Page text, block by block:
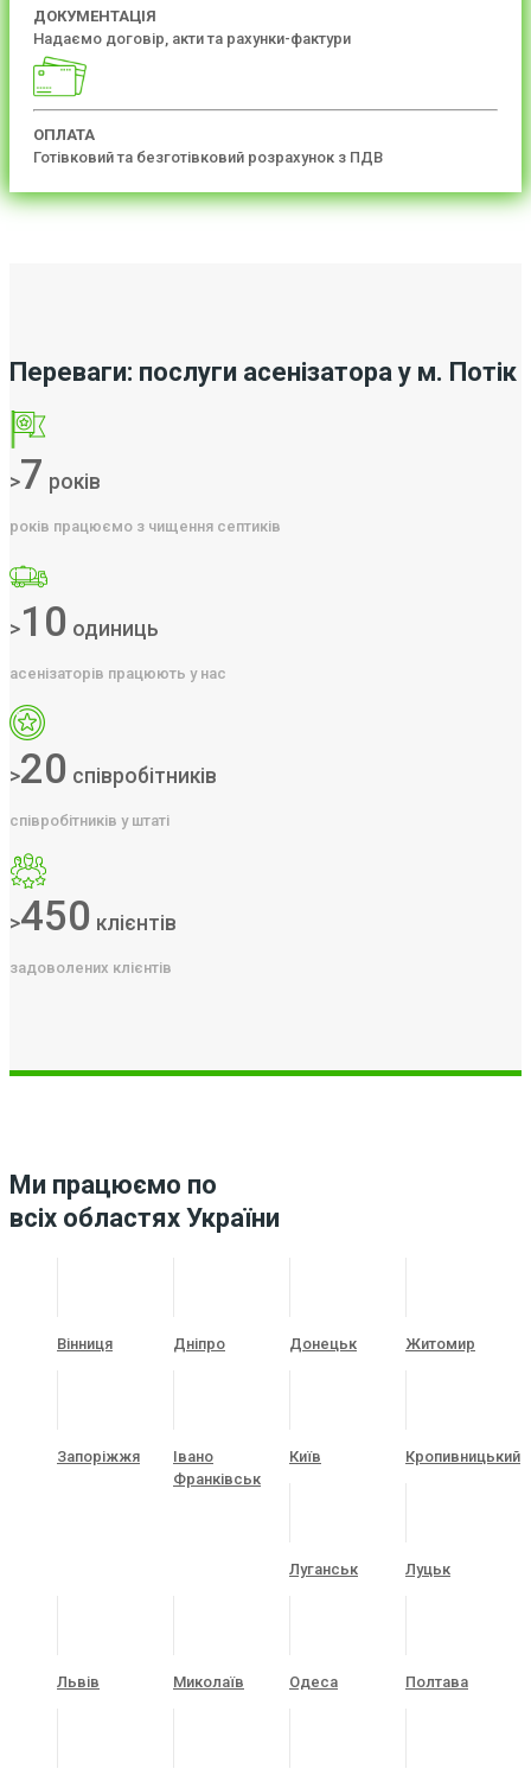
ДОКУМЕНТАЦІЯ
Надаємо договір, акти та рахунки-фактури
ОПЛАТА
Готівковий та безготівковий розрахунок з ПДВ
Переваги: послуги асенізатора у м. Потік
>7 років
років працюємо з чищення септиків
>10 одиниць
асенізаторів працюють у нас
>20 співробітників
співробітників у штаті
>450 клієнтів
задоволених клієнтів
Ми працюємо по
всіх областях України
Вінниця Дніпро Донецьк Житомир
Запоріжжя
Івано
Франківськ
Київ Кропивницький
Луганськ Луцьк
Львів Миколаїв Одеса Полтава